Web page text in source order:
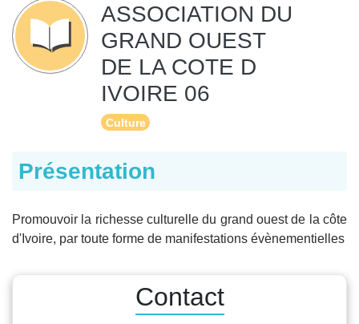
ASSOCIATION DU
GRAND OUEST
DE LA COTE D
IVOIRE 06
Culture
Présentation
Promouvoir la richesse culturelle du grand ouest de la côte
d'Ivoire, par toute forme de manifestations évènementielles
Contact